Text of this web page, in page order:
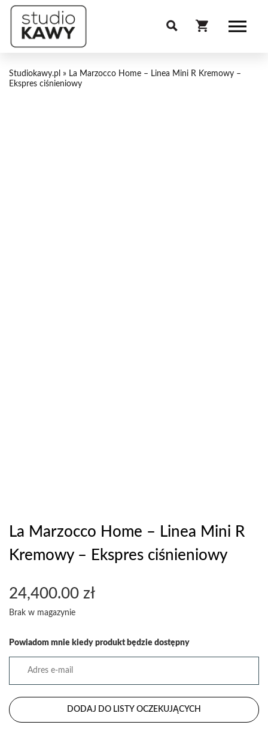
Studiokawy.pl » La Marzocco Home – Linea Mini R Kremowy –
Ekspres ciśnieniowy
La Marzocco Home – Linea Mini R
Kremowy – Ekspres ciśnieniowy
24,400.00 zł
Brak w magazynie
Powiadom mnie kiedy produkt będzie dostępny
DODAJ DO LISTY OCZEKUJĄCYCH